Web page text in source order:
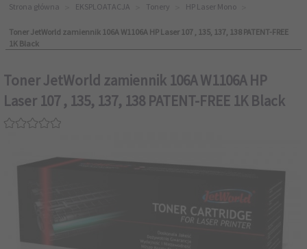
Strona główna EKSPLOATACJA Tonery HP Laser Mono
Toner JetWorld zamiennik 106A W1106A HP Laser 107 , 135, 137, 138 PATENT-FREE
1K Black
Toner JetWorld zamiennik 106A W1106A HP
Laser 107 , 135, 137, 138 PATENT-FREE 1K Black